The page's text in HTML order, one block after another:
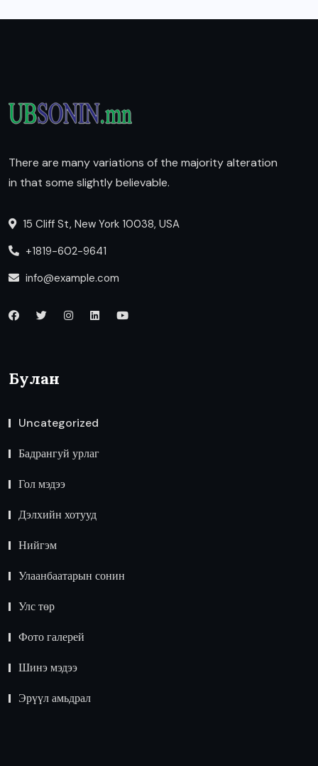
There are many variations of the majority alteration
in that some slightly believable.
15 Cliff St, New York 10038, USA
+1819-602-9641
info@example.com
Булан
Uncategorized
Бадрангуй урлаг
Гол мэдээ
Дэлхийн хотууд
Нийгэм
Улаанбаатарын сонин
Улс төр
Фото галерей
Шинэ мэдээ
Эрүүл амьдрал